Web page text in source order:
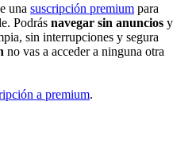
una suscripción premium para
Podrás navegar sin anuncios y
sin interrupciones y segura
no vas a acceder a ninguna otra
a premium.